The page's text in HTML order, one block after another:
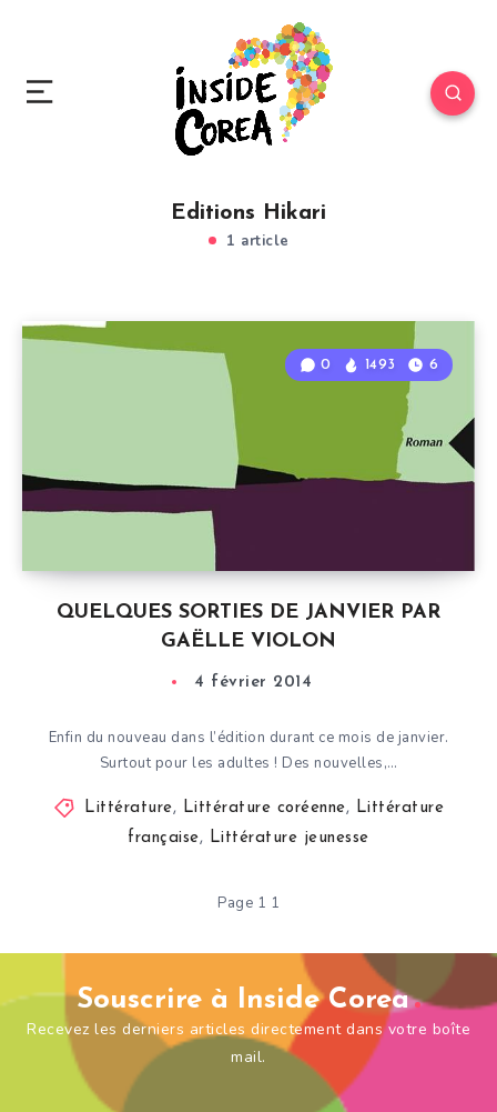
Editions Hikari
1 article
QUELQUES SORTIES DE JANVIER PAR
GAËLLE VIOLON
0 1493 6
4 février 2014
Enfin du nouveau dans l’édition durant ce mois de janvier.
Surtout pour les adultes ! Des nouvelles,…
Littérature, Littérature coréenne, Littérature
française, Littérature jeunesse
Page 1 1
Souscrire à Inside Corea
Recevez les derniers articles directement dans votre boîte
mail.